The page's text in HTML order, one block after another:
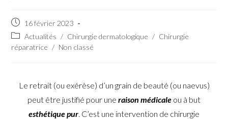
16 février 2023
Actualités / Chirurgie dermatologique / Chirurgie
réparatrice / Non classé
Le retrait (ou exérèse) d’un grain de beauté (ou naevus)
peut être justifié pour une raison médicale ou à but
esthétique pur. C’est une intervention de chirurgie